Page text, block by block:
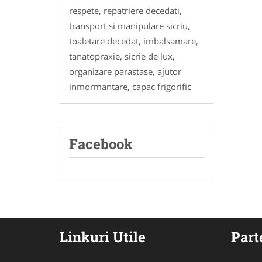
respete, repatriere decedati,
transport si manipulare sicriu,
toaletare decedat, imbalsamare,
tanatopraxie, sicrie de lux,
organizare parastase, ajutor
inmormantare, capac frigorific
Facebook
Linkuri Utile